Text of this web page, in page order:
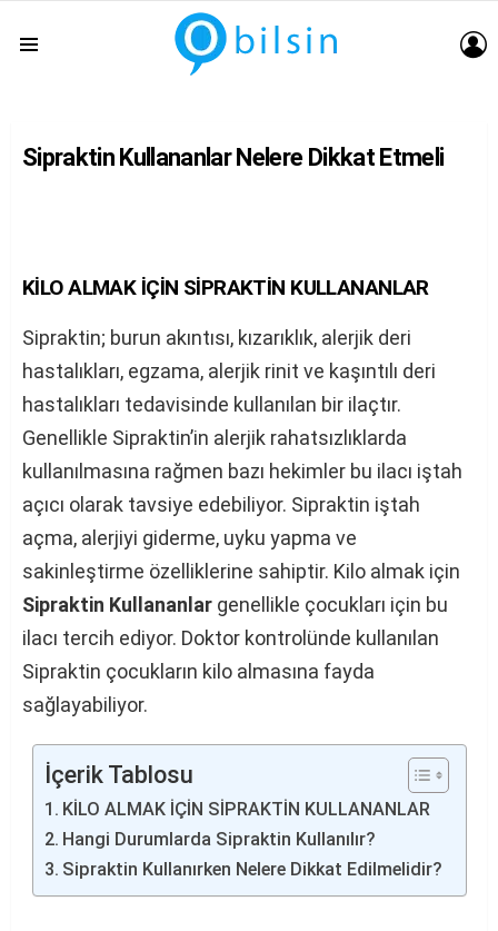
Sipraktin Kullananlar Nelere Dikkat Etmeli
KİLO ALMAK İÇİN SİPRAKTİN KULLANANLAR
Sipraktin; burun akıntısı, kızarıklık, alerjik deri
hastalıkları, egzama, alerjik rinit ve kaşıntılı deri
hastalıkları tedavisinde kullanılan bir ilaçtır.
Genellikle Sipraktin’in alerjik rahatsızlıklarda
kullanılmasına rağmen bazı hekimler bu ilacı iştah
açıcı olarak tavsiye edebiliyor. Sipraktin iştah
açma, alerjiyi giderme, uyku yapma ve
sakinleştirme özelliklerine sahiptir. Kilo almak için
Sipraktin Kullananlar genellikle çocukları için bu
ilacı tercih ediyor. Doktor kontrolünde kullanılan
Sipraktin çocukların kilo almasına fayda
sağlayabiliyor.
İçerik Tablosu
KİLO ALMAK İÇİN SİPRAKTİN KULLANANLAR
Hangi Durumlarda Sipraktin Kullanılır?
Sipraktin Kullanırken Nelere Dikkat Edilmelidir?